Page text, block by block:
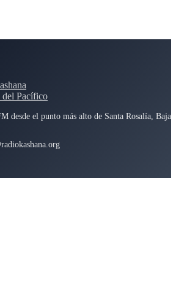
del Pacífico
desde el punto más alto de Santa Rosalía, Baja